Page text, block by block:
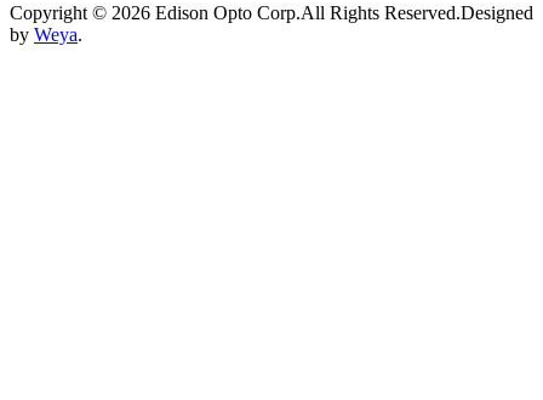
Copyright © 2026 Edison Opto Corp.All Rights Reserved.Designed
by Weya.